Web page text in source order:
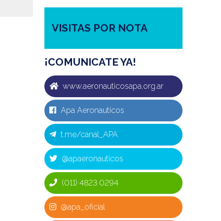
VISITAS POR NOTA
¡COMUNICATE YA!
www.aeronauticosapa.org.ar
Apa Aeronauticos
t.me/canal_APA
@apaeronauticos
(011) 4823 0294
@apa_oficial